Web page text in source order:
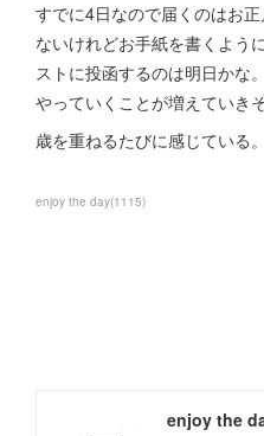
すでに4日なので届くのはお
ないけれどお手紙を書くよう
ストに投函するのは明日かな
やっていくことが増えていき
歳を重ねるたびに感じている。
enjoy the day(1115)
enjoy the